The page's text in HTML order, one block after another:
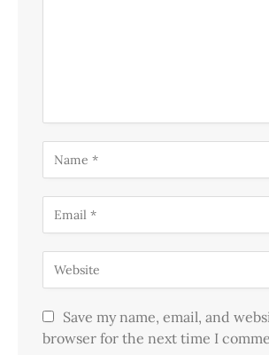
Save my name, email, and
browser for the next time I